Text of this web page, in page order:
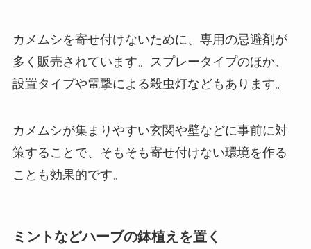
カメムシを寄せ付けないために、専用の忌避剤が
多く販売されています。スプレータイプのほか、
設置タイプや電撃による殺虫灯などもあります。
カメムシが集まりやすい玄関や壁などに事前に対
策することで、そもそも寄せ付けない環境を作る
ことも効果的です。
ミントなどハーブの鉢植えを置く